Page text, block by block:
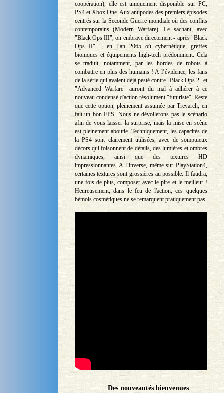
coopération), elle est uniquement disponible sur PC,
PS4 et Xbox One. Aux antipodes des premiers épisodes
centrés sur la Seconde Guerre mondiale où des conflits
contemporains (Modern Warfare). Le sachant, avec
"Black Ops III", on embraye directement - après "Black
Ops II" -, en l’an 2065 où cybernétique, greffes
bioniques et équipements high-tech prédominent. Cela
se traduit, notamment, par les hordes de robots à
combattre en plus des humains ! A l’évidence, les fans
de la série qui avaient déjà pesté contre "Black Ops 2" et
"Advanced Warfare" auront du mal à adhérer à ce
nouveau condensé d'action résolument "futuriste". Reste
que cette option, pleinement assumée par Treyarch, en
fait un bon FPS. Nous ne dévoilerons pas le scénario
afin de vous laisser la surprise, mais la mise en scène
est pleinement aboutie. Techniquement, les capacités de
la PS4 sont clairement utilisées, avec de somptueux
décors qui foisonnent de détails, des lumières et ombres
dynamiques, ainsi que des textures HD
impressionnantes. A l’inverse, même sur PlayStation4,
certaines textures sont grossières au possible. Il faudra,
une fois de plus, composer avec le pire et le meilleur !
Heureusement, dans le feu de l'action, ces quelques
bémols cosmétiques ne se remarquent pratiquement pas.
Des nouveautés bienvenues